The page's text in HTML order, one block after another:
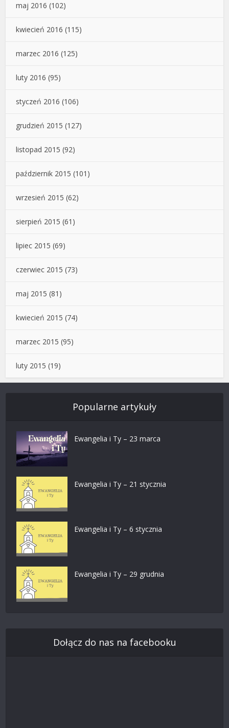
maj 2016 (102)
kwiecień 2016 (115)
marzec 2016 (125)
luty 2016 (95)
styczeń 2016 (106)
grudzień 2015 (127)
listopad 2015 (92)
październik 2015 (101)
wrzesień 2015 (62)
sierpień 2015 (61)
lipiec 2015 (69)
czerwiec 2015 (73)
maj 2015 (81)
kwiecień 2015 (74)
marzec 2015 (95)
luty 2015 (19)
Popularne artykuły
Ewangelia i Ty – 23 marca
Ewangelia i Ty – 21 stycznia
Ewangelia i Ty – 6 stycznia
Ewangelia i Ty – 29 grudnia
Dołącz do nas na facebooku